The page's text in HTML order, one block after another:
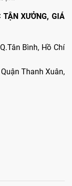
TẬN XƯỞNG, GIÁ
Bình, Hồ Chí
Thanh Xuân,